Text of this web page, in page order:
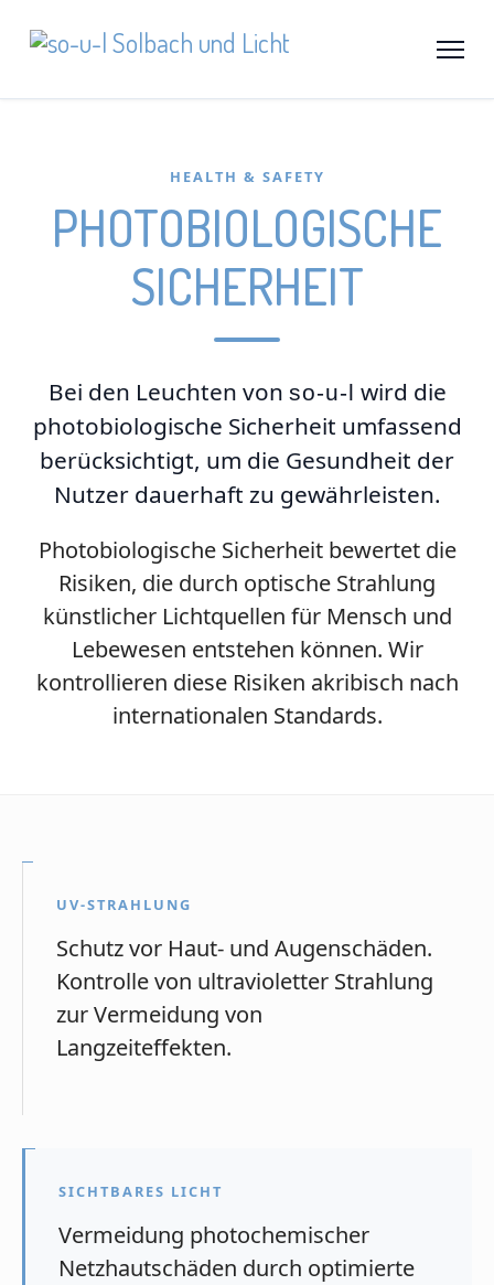
HEALTH & SAFETY
PHOTOBIOLOGISCHE
SICHERHEIT
Bei den Leuchten von so-u-l wird die
photobiologische Sicherheit umfassend
berücksichtigt, um die Gesundheit der
Nutzer dauerhaft zu gewährleisten.
Photobiologische Sicherheit bewertet die
Risiken, die durch optische Strahlung
künstlicher Lichtquellen für Mensch und
Lebewesen entstehen können. Wir
kontrollieren diese Risiken akribisch nach
internationalen Standards.
UV-STRAHLUNG
Schutz vor Haut- und Augenschäden.
Kontrolle von ultravioletter Strahlung
zur Vermeidung von
Langzeiteffekten.
SICHTBARES LICHT
Vermeidung photochemischer
Netzhautschäden durch optimierte